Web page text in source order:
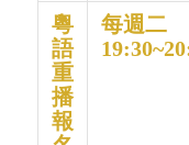
粵
語
重
播
報
每週二